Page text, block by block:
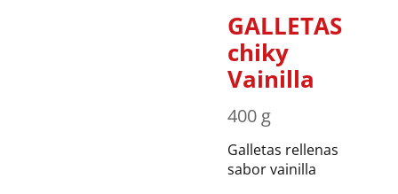
GALLETAS
chiky
Vainilla
400 g
Galletas rellenas
sabor vainilla